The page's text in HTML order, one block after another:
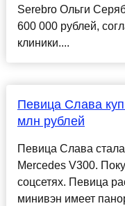
Serebro Ольги
600 000 рублей,
клиники....
Певица Слава
млн рублей
Певица Слава
Mercedes V300.
соцсетях. Певица
минивэн имеет